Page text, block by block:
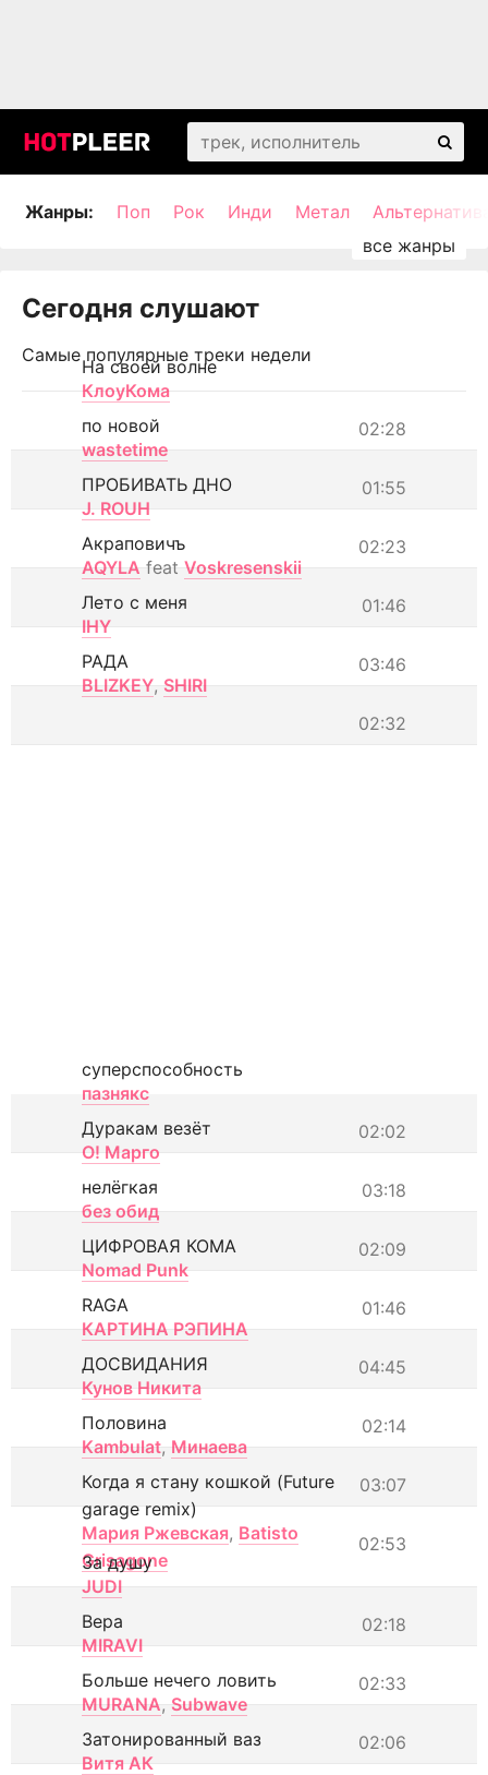
Жанры: Поп Рок Инди Метал
Сегодня слушают
Самые популярные треки недели
На своей волне
КлоуКома
02:28
по новой
wastetime
01:55
ПРОБИВАТЬ ДНО
J. ROUH
02:23
Акраповичъ
AQYLA feat Voskresenskii
01:46
Лето с меня
IHY
03:46
РАДА
BLIZKEY, SHIRI
02:32
суперспособность
пазнякс
02:02
Дуракам везёт
О! Марго
03:18
нелёгкая
без обид
02:09
ЦИФРОВАЯ КОМА
Nomad Punk
01:46
RAGA
КАРТИНА РЭПИНА
04:45
ДОСВИДАНИЯ
Кунов Никита
02:14
Половина
Kambulat, Минаева
03:07
Когда я стану кошкой (Future
garage remix)
Мария Ржевская, Batisto
Grisagone
02:53
За душу
JUDI
02:18
Вера
MIRAVI
02:33
Больше нечего ловить
MURANA, Subwave
02:06
Затонированный ваз
Витя АК